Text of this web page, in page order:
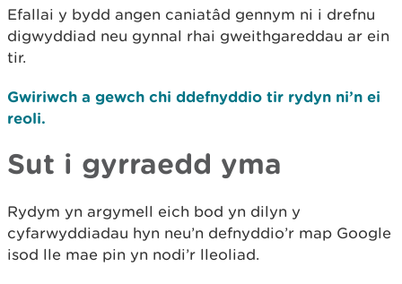
Efallai y bydd angen caniatâd gennym ni i drefnu
digwyddiad neu gynnal rhai gweithgareddau ar ein
tir.
Gwiriwch a gewch chi ddefnyddio tir rydyn ni’n ei
reoli.
Sut i gyrraedd yma
Rydym yn argymell eich bod yn dilyn y
cyfarwyddiadau hyn neu’n defnyddio’r map Google
isod lle mae pin yn nodi’r lleoliad.